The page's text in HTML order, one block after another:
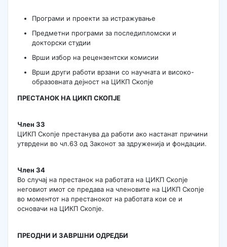
Програми и проекти за истражување
Предметни програми за последипломски и
докторски студии
Врши избор на рецензентски комисии
Врши други работи врзани со научната и високо-
образовната дејност на ЦИКП Скопје
ПРЕСТАНОК НА ЦИКП СКОПЈЕ
Член 33
ЦИКП Скопје престанува да работи ако настанат причини
утврдени во чл.63 од Законот за здруженија и фондации.
Член 34
Во случај на престанок на работата на ЦИКП Скопје
неговиот имот се предава на членовите на ЦИКП Скопје
во моментот на престанокот на работата кои се и
основачи на ЦИКП Скопје.
ПРЕОДНИ И ЗАВРШНИ ОДРЕДБИ